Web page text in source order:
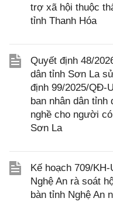
trợ xã hội thuộc
tỉnh Thanh Hóa
Quyết định 48/
dân tỉnh Sơn La
định 99/2025/QĐ-
ban nhân dân
nghề cho người
Sơn La
Kế hoạch 709/
Nghệ An rà soát
bàn tỉnh Nghệ An